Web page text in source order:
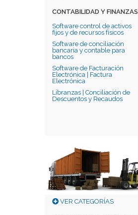
CONTABILIDAD Y FINANZAS
Software control de activos
fijos y de recursos físicos
Software de conciliación
bancaria y contable para
bancos
Software de Facturación
Electrónica | Factura
Electrónica
Libranzas | Conciliación de
Descuentos y Recaudos
VER CATEGORÍAS